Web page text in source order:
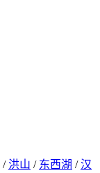
/ 洪山 / 东西湖 /汉